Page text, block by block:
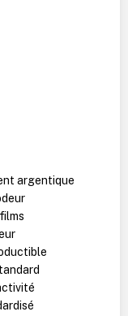
argentique